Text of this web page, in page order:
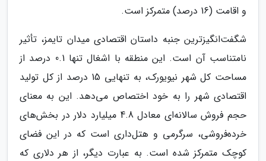
و اقامت (16 درصد) متمرکز است.
شگفت‌انگیزترین جنبه داستان اقتصادی میدان تایمز، تأثیر
نامتناسب آن است. این منطقه با اشغال تنها 0.1 درصد از
مساحت کل شهر نیویورک، به تنهایی 15 درصد از کل تولید
اقتصادی شهر را به خود اختصاص می‌دهد. این به معنای
حجم فروش سالانه‌ای معادل 4.8 میلیارد دلار در بخش‌های
خرده‌فروشی، سرگرمی و هتل‌داری است که در این فضای
کوچک متمرکز شده است. به عبارت دیگر، از هر دلاری که